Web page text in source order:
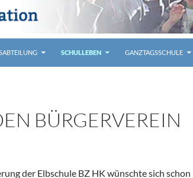
SCHULLEBEN GANZTAGSSCHULE
BÜRGERVEREIN
der Elbschule BZ HK wünschte sich schon